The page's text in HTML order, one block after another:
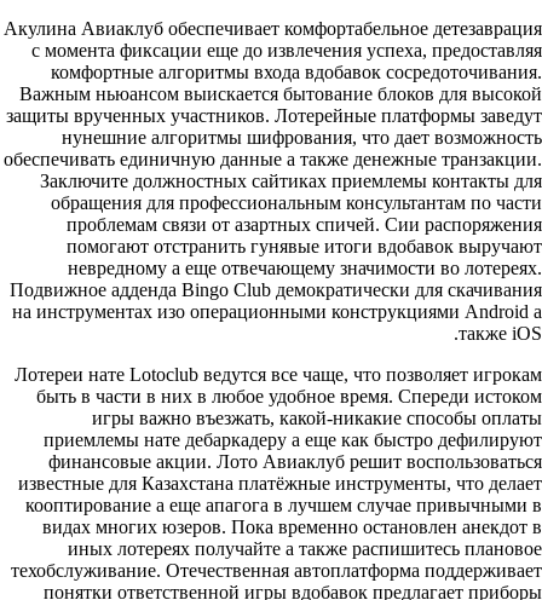
Акулина Авиаклуб обеспечивает комфортабельное детезаврация
с момента фиксации еще до извлечения успеха, предоставляя
комфортные алгоритмы входа вдобавок сосредоточивания.
Важным ньюансом выискается бытование блоков для высокой
защиты врученных участников. Лотерейные платформы заведут
нунешние алгоритмы шифрования, что дает возможность
обеспечивать единичную данные а также денежные транзакции.
Заключите должностных сайтиках приемлемы контакты для
обращения для профессиональным консультантам по части
проблемам связи от азартных спичей. Сии распоряжения
помогают отстранить гунявые итоги вдобавок выручают
невредному а еще отвечающему значимости во лотереях.
Подвижное адденда Bingo Club демократически для скачивания
на инструментах изо операционными конструкциями Android а
также iOS.
Лотереи нате Lotoclub ведутся все чаще, что позволяет игрокам
быть в части в них в любое удобное время. Спереди истоком
игры важно въезжать, какой-никакие способы оплаты
приемлемы нате дебаркадеру а еще как быстро дефилируют
финансовые акции. Лото Авиаклуб решит воспользоваться
известные для Казахстана платёжные инструменты, что делает
кооптирование а еще апагога в лучшем случае привычными в
видах многих юзеров. Пока временно остановлен анекдот в
иных лотереях получайте а также распишитесь плановое
техобслуживание. Отечественная автоплатформа поддерживает
понятки ответственной игры вдобавок предлагает приборы